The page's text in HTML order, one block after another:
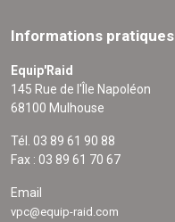
Informations pratiques
Equip'Raid
145 Rue de l'Île Napoléon
68100 Mulhouse
Tél. 03 89 61 90 88
Fax : 03 89 61 70 67
Email
vpc@equip-raid.com